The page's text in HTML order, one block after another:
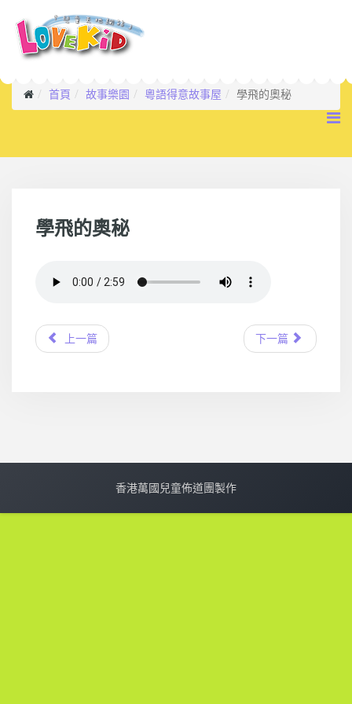
首頁 故事樂園 粵語得意故事屋 學飛的奧秘
學飛的奧秘
上一篇 下一篇
香港萬國兒童佈道團製作